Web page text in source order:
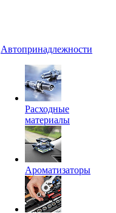
Автопринадлежности
Расходные
материалы
Ароматизаторы